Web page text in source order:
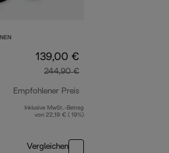
139,00 €
244,90 €
Empfohlener Preis
Originalpreis 244,90 €
Inklusive MwSt.-Betrag
von 22,19 € ( 19%)
Vergleichen